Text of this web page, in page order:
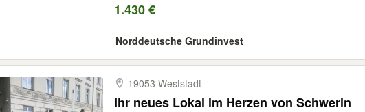
1.430 €
Norddeutsche Grundinvest
19053 Weststadt
Ihr neues Lokal im Herzen von Schwerin